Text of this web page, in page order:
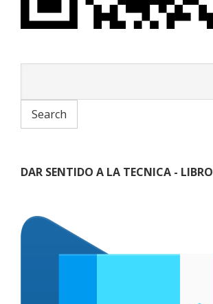
DAR SENTIDO A LA TECNICA - LIBRO